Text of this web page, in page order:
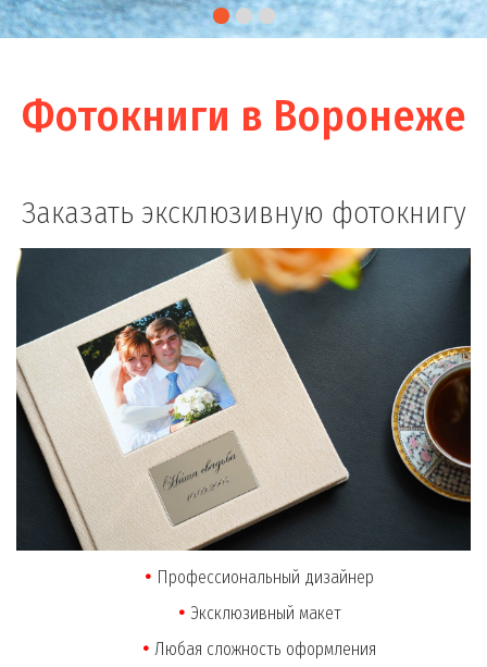
Фотокниги в Воронеже
Заказать эксклюзивную фотокнигу
Профессиональный дизайнер
Эксклюзивный макет
Любая сложность оформления